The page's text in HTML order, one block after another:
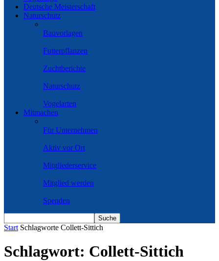
Deutsche Meisterschaft
Naturschutz
Bauvorlagen
Futterpflanzen
Zuchtberichte
Naturschutz
Vogelarten
Mitmachen
Für Unternehmen
Aktiv vor Ort
Mitgliederservice
Mitglied werden
Spenden
Start Schlagworte Collett-Sittich
Schlagwort: Collett-Sittich